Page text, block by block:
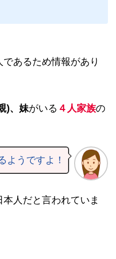
あるため情報があり
)、妹がいる ４人家族の
ようですよ！
人だと言われていま